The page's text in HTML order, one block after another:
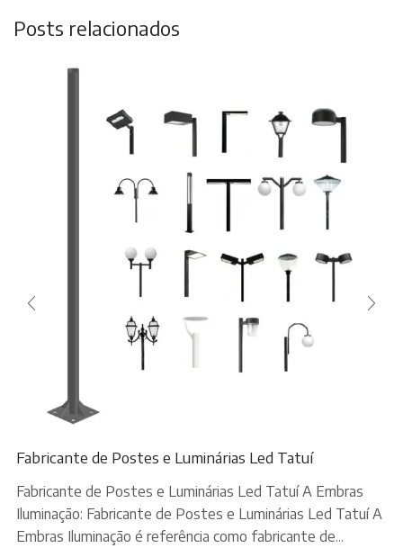
Posts relacionados
Fabricante de Postes e Luminárias Led Tatuí
Fabricante de Postes e Luminárias Led Tatuí A Embras
Iluminação: Fabricante de Postes e Luminárias Led Tatuí A
Embras Iluminação é referência como fabricante de...